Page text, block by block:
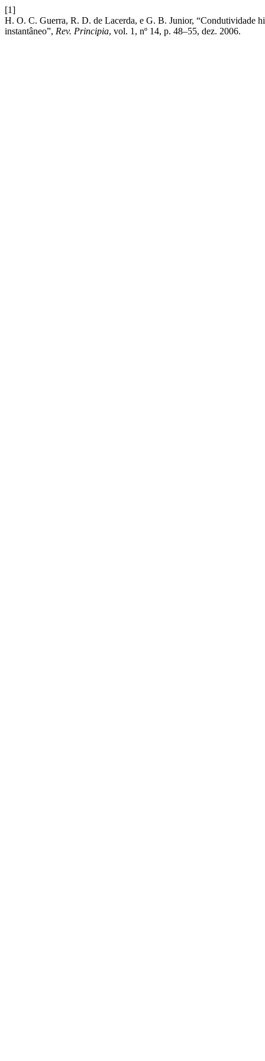
[1]
H. O. C. Guerra, R. D. de Lacerda, e G. B. Junior, “Condutividade
instantâneo”, Rev. Principia, vol. 1, nº 14, p. 48–55, dez. 2006.